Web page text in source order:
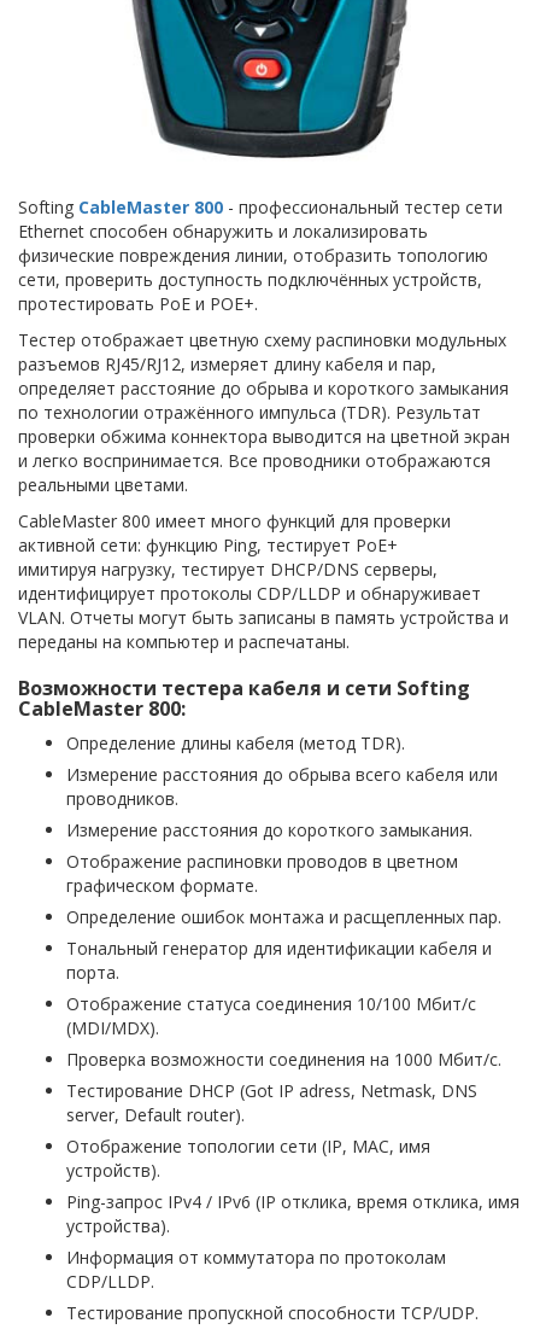
Softing CableMaster 800 - профессиональный тестер сети
Ethernet способен обнаружить и локализировать
физические повреждения линии, отобразить топологию
сети, проверить доступность подключённых устройств,
протестировать PoE и POE+.
Тестер отображает цветную схему распиновки модульных
разъемов RJ45/RJ12, измеряет длину кабеля и пар,
определяет расстояние до обрыва и короткого замыкания
по технологии отражённого импульса (TDR). Результат
проверки обжима коннектора выводится на цветной экран
и легко воспринимается. Все проводники отображаются
реальными цветами.
CableMaster 800 имеет много функций для проверки
активной сети: функцию Ping, тестирует PoE+
имитируя нагрузку, тестирует DHCP/DNS серверы,
идентифицирует протоколы CDP/LLDP и обнаруживает
VLAN. Отчеты могут быть записаны в память устройства и
переданы на компьютер и распечатаны.
Возможности тестера кабеля и сети Softing
CableMaster 800:
Определение длины кабеля (метод TDR).
Измерение расстояния до обрыва всего кабеля или
проводников.
Измерение расстояния до короткого замыкания.
Отображение распиновки проводов в цветном
графическом формате.
Определение ошибок монтажа и расщепленных пар.
Тональный генератор для идентификации кабеля и
порта.
Отображение статуса соединения 10/100 Мбит/с
(MDI/MDX).
Проверка возможности соединения на 1000 Мбит/с.
Тестирование DHCP (Got IP adress, Netmask, DNS
server, Default router).
Отображение топологии сети (IP, MAC, имя
устройств).
Ping-запрос IPv4 / IPv6 (IP отклика, время отклика, имя
устройства).
Информация от коммутатора по протоколам
CDP/LLDP.
Тестирование пропускной способности TCP/UDP.